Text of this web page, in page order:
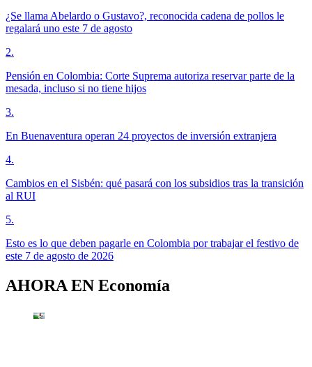
¿Se llama Abelardo o Gustavo?, reconocida cadena de pollos le
regalará uno este 7 de agosto
2.
Pensión en Colombia: Corte Suprema autoriza reservar parte de la
mesada, incluso si no tiene hijos
3.
En Buenaventura operan 24 proyectos de inversión extranjera
4.
Cambios en el Sisbén: qué pasará con los subsidios tras la transición
al RUI
5.
Esto es lo que deben pagarle en Colombia por trabajar el festivo de
este 7 de agosto de 2026
AHORA EN Economía